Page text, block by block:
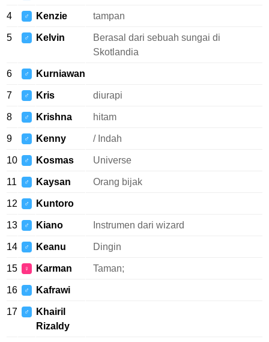
4 ♂ Kenzie tampan
5 ♂ Kelvin
Berasal dari sebuah sungai di
Skotlandia
6 ♂ Kurniawan
7 ♂ Kris diurapi
8 ♂ Krishna hitam
9 ♂ Kenny / Indah
10 ♂ Kosmas Universe
11 ♂ Kaysan Orang bijak
12 ♂ Kuntoro
13 ♂ Kiano Instrumen dari wizard
14 ♂ Keanu Dingin
15 ♀ Karman Taman;
16 ♂ Kafrawi
17 ♂
Khairil
Rizaldy